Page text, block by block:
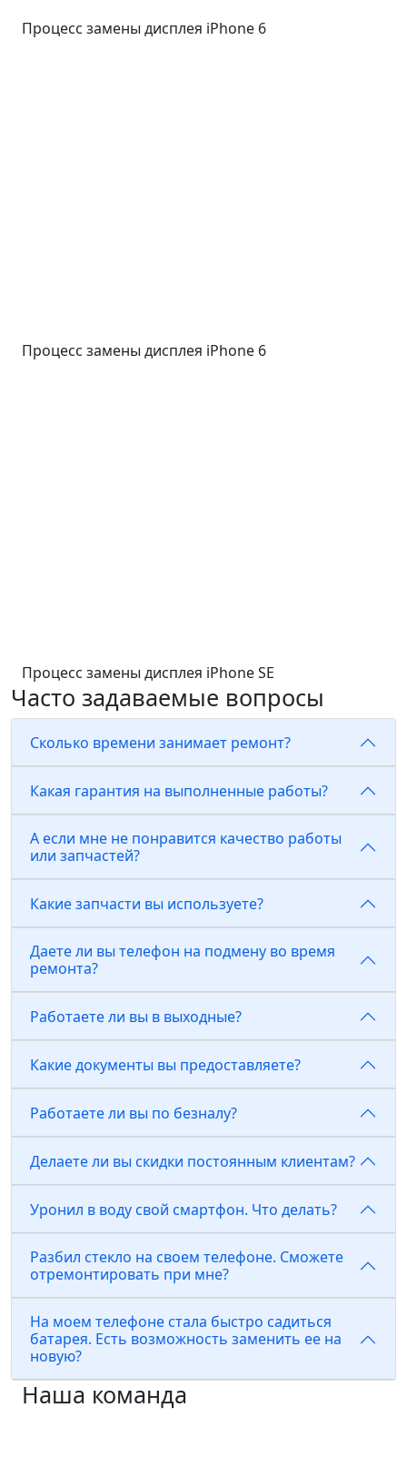
Процесс замены дисплея iPhone 6
Процесс замены дисплея iPhone 6
Процесс замены дисплея iPhone SE
Часто задаваемые вопросы
Сколько времени занимает ремонт?
Какая гарантия на выполненные работы?
А если мне не понравится качество работы
или запчастей?
Какие запчасти вы используете?
Даете ли вы телефон на подмену во время
ремонта?
Работаете ли вы в выходные?
Какие документы вы предоставляете?
Работаете ли вы по безналу?
Делаете ли вы скидки постоянным клиентам?
Уронил в воду свой смартфон. Что делать?
Разбил стекло на своем телефоне. Сможете
отремонтировать при мне?
На моем телефоне стала быстро садиться
батарея. Есть возможность заменить ее на
новую?
Наша команда